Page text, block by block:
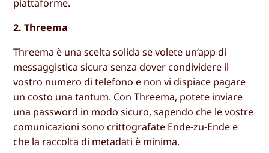
piattaforme.
2. Threema
Threema è una scelta solida se volete un’app di
messaggistica sicura senza dover condividere il
vostro numero di telefono e non vi dispiace pagare
un costo una tantum. Con Threema, potete inviare
una password in modo sicuro, sapendo che le vostre
comunicazioni sono crittografate Ende-zu-Ende e
che la raccolta di metadati è minima.